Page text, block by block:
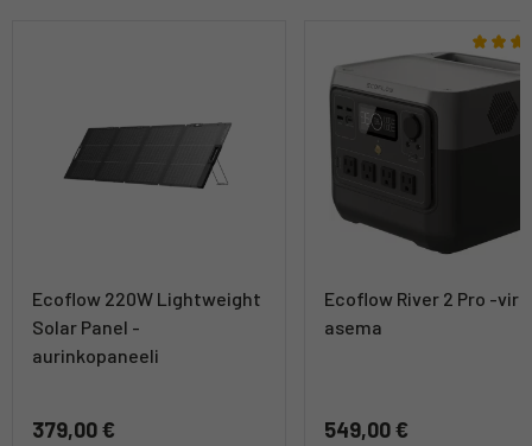
Ecoflow 220W Lightweight
Solar Panel -
aurinkopaneeli
379,00 €
Ecoflow River 2 Pro -
asema
549,00 €